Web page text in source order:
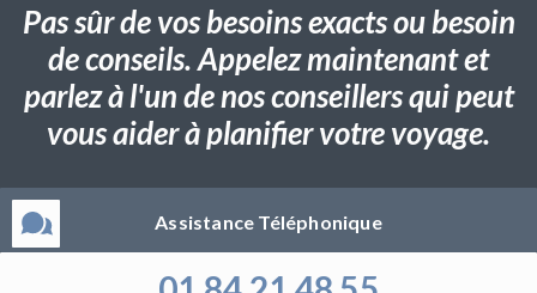
Pas sûr de vos besoins exacts ou besoin
de conseils. Appelez maintenant et
parlez à l'un de nos conseillers qui peut
vous aider à planifier votre voyage.
Assistance Téléphonique